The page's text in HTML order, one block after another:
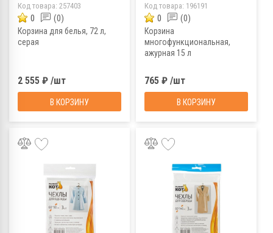
Код товара: 257403
0 (0)
Корзина для белья, 72 л,
серая
2 555 ₽ /шт
В КОРЗИНУ
Код товара: 196191
0 (0)
Корзина
многофункциональная,
ажурная 15 л
765 ₽ /шт
В КОРЗИНУ